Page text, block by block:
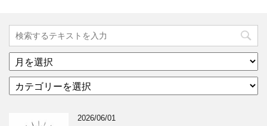
ア
ー
カ
イ
テ
2026/06/01